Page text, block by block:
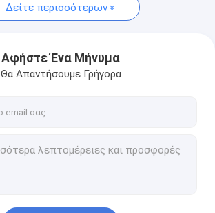
Δείτε περισσότερων
Αφήστε Ένα Μήνυμα
Θα Απαντήσουμε Γρήγορα